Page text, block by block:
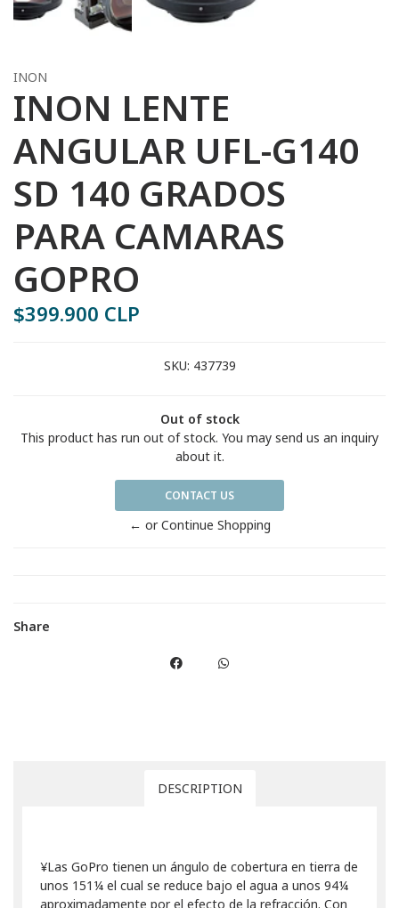
INON
INON LENTE
ANGULAR UFL-G140
SD 140 GRADOS
PARA CAMARAS
GOPRO
$399.900 CLP
SKU: 437739
Out of stock
This product has run out of stock. You may send us an inquiry
about it.
CONTACT US
← or Continue Shopping
Share
DESCRIPTION
¥Las GoPro tienen un ángulo de cobertura en tierra de
unos 151¼ el cual se reduce bajo el agua a unos 94¼
aproximadamente por el efecto de la refracción. Con